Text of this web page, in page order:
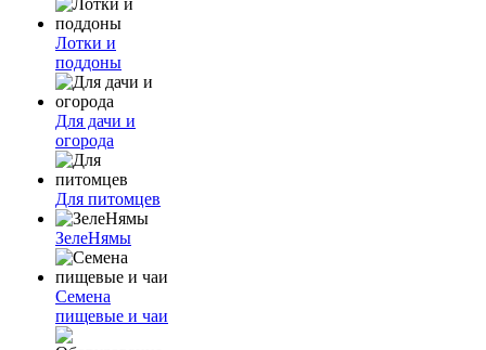
Лотки и
поддоны
Для дачи и
огорода
Для питомцев
ЗелеНямы
Семена
пищевые и чаи